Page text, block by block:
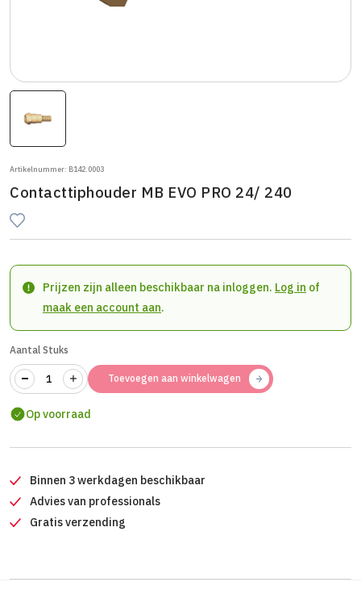
Artikelnummer: B142.0003
Contacttiphouder MB EVO PRO 24/ 240
Prijzen zijn alleen beschikbaar na inloggen. Log in of
maak een account aan.
Aantal Stuks
Toevoegen aan winkelwagen
Op voorraad
Binnen 3 werkdagen beschikbaar
Advies van professionals
Gratis verzending